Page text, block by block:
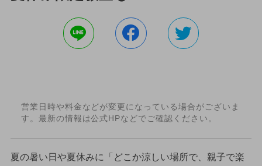
営業日時や料金などが変更になっている場合がございま
す。最新の情報は公式HPなどでご確認ください。
夏の暑い日や夏休みに「どこか涼しい場所で、親子で楽